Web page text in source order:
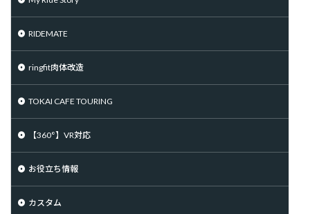
RIDEMATE
ringfit肉体改造
TOKAI CAFE TOURING
【360°】VR対応
お役立ち情報
カスタム